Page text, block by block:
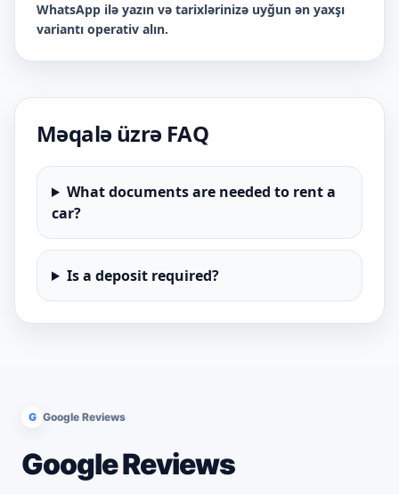
WhatsApp ilə yazın və tarixlərinizə uyğun ən yaxşı
variantı operativ alın.
Məqalə üzrə FAQ
What documents are needed to rent a
car?
Is a deposit required?
G Google Reviews
Google Reviews